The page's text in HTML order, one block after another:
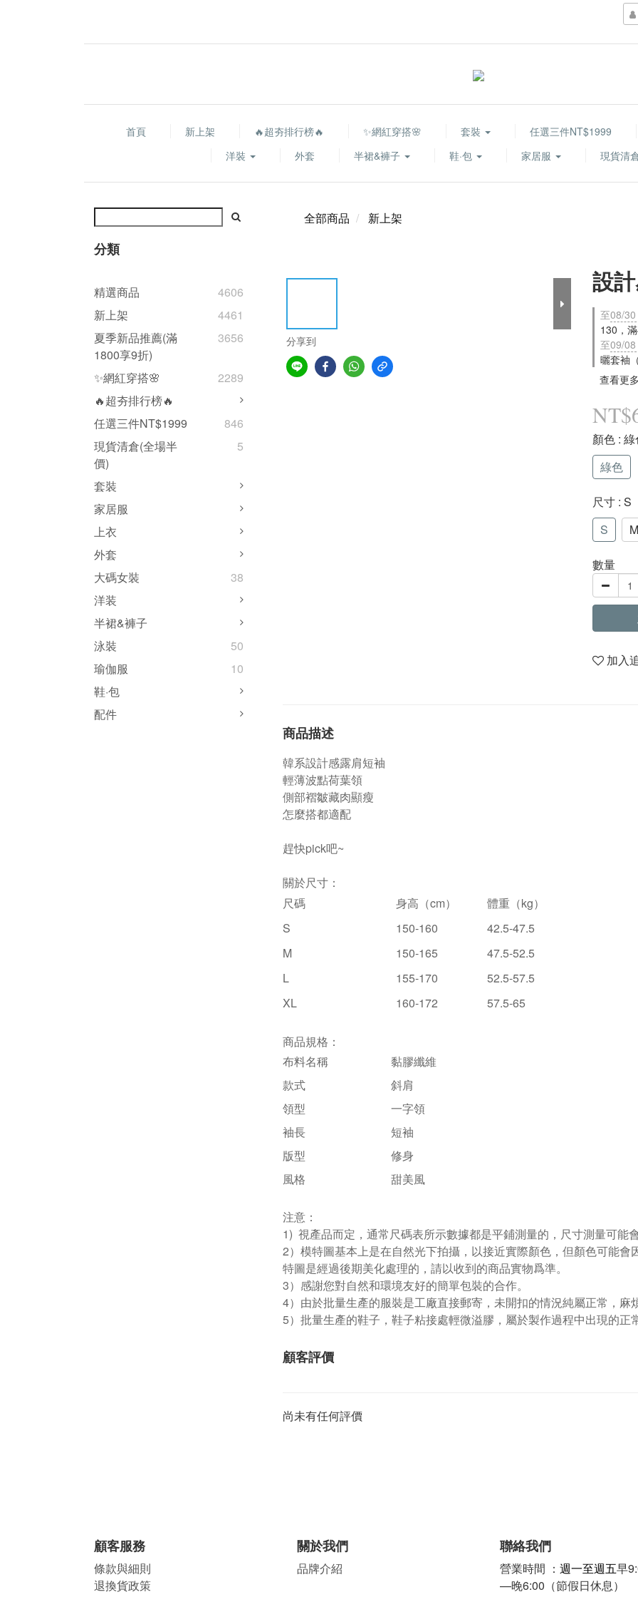
首頁 新上架 🔥超夯排行榜🔥 ✨網紅穿搭🌸 套裝
任選三件NT$1999
洋裝
外套 半裙&褲子 鞋·包 家居服 現貨清
分類
精選商品
4606
新上架
4461
夏季新品推薦(滿
1800享9折)
3656
✨網紅穿搭🌸
2289
🔥超夯排行榜🔥
任選三件NT$1999
846
現貨清倉(全場半
價)
5
套裝
家居服
上衣
外套
大碼女裝
38
洋装
半裙&褲子
泳裝
50
瑜伽服
10
鞋·包
配件
全部商品 新上架
分享到
設
至08/
130，
至09/
曬套袖
查看更
顏色 :
綠色
尺寸 : S
S
M
數量
加入
商品描述
韓系設計感露肩短袖
輕薄波點荷葉領
側部褶皺藏肉顯瘦
怎麼搭都適配
趕快pick吧~
關於尺寸：
尺碼
身高（cm） 體重（kg）
S
150-160
42.5-47.5
M
150-165
47.5-52.5
L
155-170
52.5-57.5
XL
160-172 57.5-65
商品規格：
布料名稱
黏膠纖維
款式
斜肩
領型
一字領
袖長
短袖
版型
修身
風格
甜美風
注意：
1) 視產品而定，通常尺碼表所示數據都是平鋪測量的，尺寸測量可能
2）模特圖基本上是在自然光下拍攝，以接近實際顏色，但顏色可能
特圖是經過後期美化處理的，請以收到的商品實物爲準。
3）感謝您對自然和環境友好的簡單包裝的合作。
4）由於批量生產的服裝是工廠直接郵寄，未開扣的情況純屬正常，麻
5）批量生產的鞋子，鞋子粘接處輕微溢膠，屬於製作過程中出現的
顧客評價
尚未有任何評價
顧客服務
條款與細則
退換貨政策
關於我們
品牌介紹
聯絡我們
營業時間 ： 週一至週五早
—晚6:00（節假日休息）